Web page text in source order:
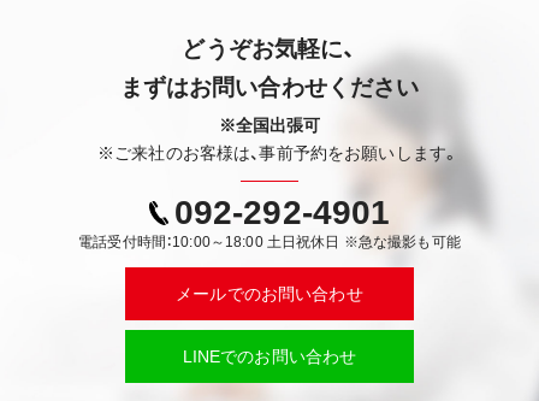
どうぞお気軽に、
まずはお問い合わせください
※全国出張可
※ご来社のお客様は、事前予約をお願いします。
092-292-4901
電話受付時間：10:00～18:00 土日祝休日 ※急な撮影も可能
メールでのお問い合わせ
LINEでのお問い合わせ